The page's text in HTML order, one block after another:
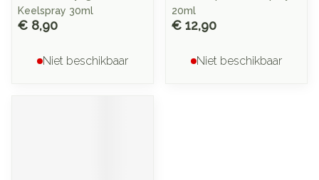
Keelspray 30ml
€ 8,90
Niet beschikbaar
20ml
€ 12,90
Niet beschikbaar